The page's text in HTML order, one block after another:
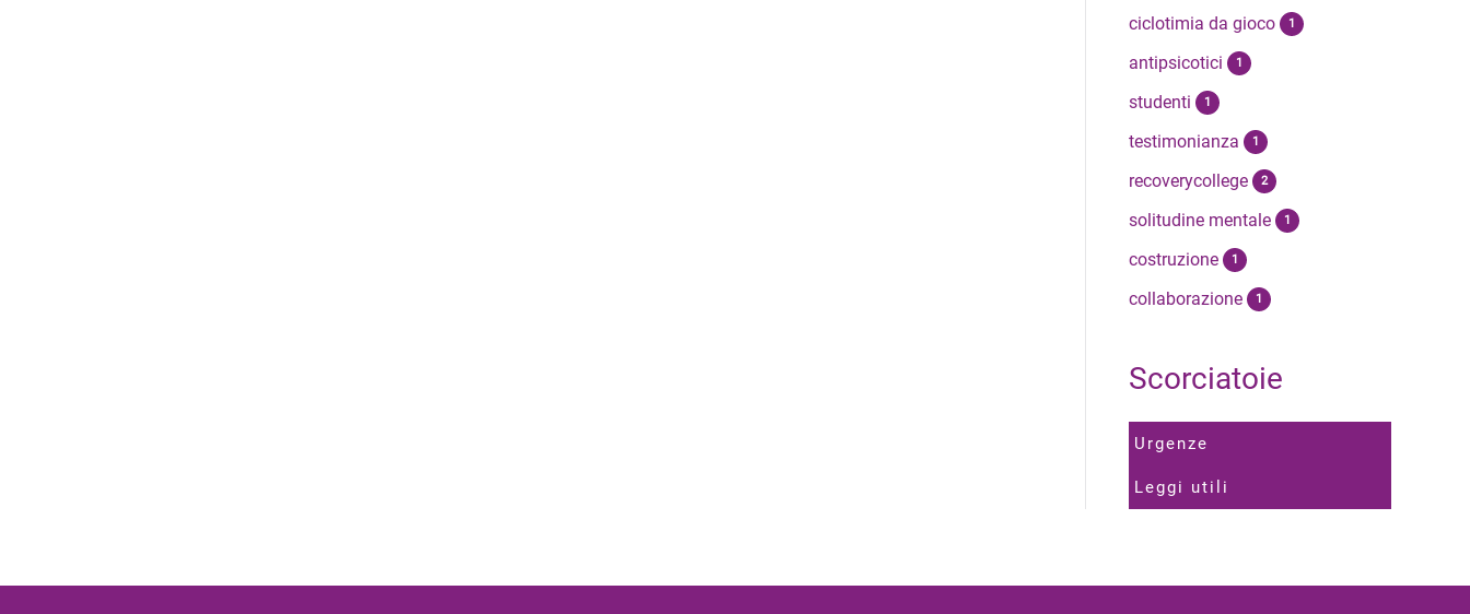
ciclotimia da gioco 1
antipsicotici 1
studenti 1
testimonianza 1
recoverycollege 2
solitudine mentale 1
costruzione 1
collaborazione 1
Scorciatoie
Urgenze
Leggi utili